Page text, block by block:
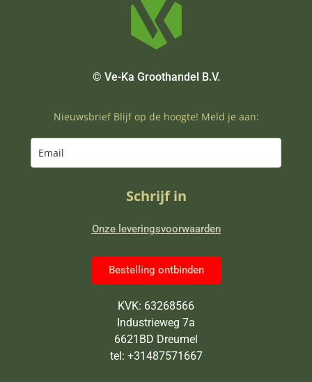
© Ve-Ka Groothandel B.V.
Nieuwsbrief Blijf op de hoogte! Meld je aan:
Schrijf in
Onze leveringsvoorwaarden
Bestelling ontbinden
KVK: 63268566
Industrieweg 7a
6621BD Dreumel
tel: +31487571667